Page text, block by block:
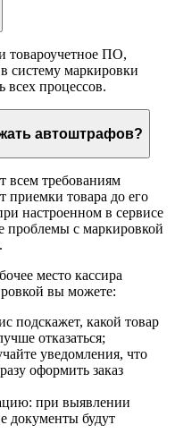
товароучетное ПО,
систему маркировки
всех процессов.
автоштрафов?
всем требованиям
приемки товара до его
настроенном в сервисе
проблемы с маркировкой
место кассира
вы можете:
подскажет, какой товар
отказаться;
уведомления, что
оформить заказ
при выявлении
документы будут